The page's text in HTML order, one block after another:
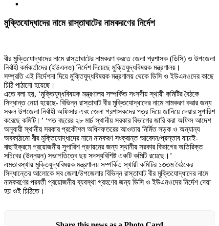
মুক্তিযোদ্ধাদের নামে রাস্তাঘাটের নামকরণের নির্দেশ
বীর মুক্তিযোদ্ধাদের নামে রাস্তাঘাটের নামকরণ করতে জেলা প্রশাসক (ডিসি) ও উপজেলা
নির্বাহী কর্মকর্তাদের (ইউএনও) নির্দেশ দিয়েছে মুক্তিযুদ্ধবিষয়ক মন্ত্রণালয়।
সম্প্রতি এই নির্দেশনা দিয়ে মুক্তিযুদ্ধবিষয়ক মন্ত্রণালয় থেকে ডিসি ও ইউএনওদের কাছে
চিঠি পাঠানো হয়েছে।
এতে বলা হয়, ‘মুক্তিযুদ্ধবিষয়ক মন্ত্রণালয় সম্পর্কিত সংসদীয় স্থায়ী কমিটির বৈঠকে
সিদ্ধান্ত নেয়া হয়েছে- বিভিন্ন রাস্তাঘাট বীর মুক্তিযোদ্ধাদের নামে নামকরণ করার জন্য
সকল উপজেলা নির্বাহী অফিসার এবং জেলা প্রশাসকদের পত্র দিয়ে জানিয়ে দেয়ার সুপারিশ
করেছে কমিটি।’ ‘গত বছরের ২৮ মার্চ স্থানীয় সরকার বিভাগের জারি করা অফিস আদেশ
অনুযায়ী স্থানীয় সরকার প্রকৌশল অধিদফতরের আওতায় নির্মিত সড়ক ও অন্যান্য
অবকাঠামো বীর মুক্তিযোদ্ধাদের নামে নামকরণ সংক্রান্ত আবেদন/প্রস্তাব যাচাই-
বাছাইক্রমে প্রয়োজনীয় সুপারিশ প্রণয়নের জন্য স্থানীয় সরকার বিভাগের অতিরিক্ত
সচিবের (উন্নয়ন) সভাপতিত্বে ছয় সদস্যবিশিষ্ট একটি কমিটি রয়েছে।’
এমতাবস্থায় মুক্তিযুদ্ধবিষয়ক মন্ত্রণালয় সম্পর্কিত স্থায়ী কমিটির ১৩তম বৈঠকের
সিদ্ধান্তের আলোকে সব জেলা/উপজেলার বিভিন্ন রাস্তাঘাট বীর মুক্তিযোদ্ধাদের নামে
নামকরণের পরবর্তী প্রয়োজনীয় ব্যবস্থা গ্রহণের জন্য ডিসি ও ইউএনওদের নির্দেশ দেয়া
হয় ওই চিঠিতে।